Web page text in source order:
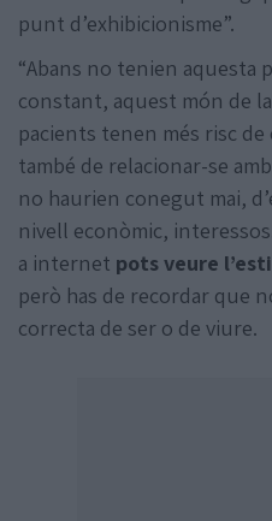
punt d’exhibicionisme”.
“Abans no tenien aquesta
constant, aquest món de
pacients tenen més risc
també de relacionar-se
no haurien conegut mai,
nivell econòmic,
a internet pots veure
però has de recordar que
correcta de ser o de viure.